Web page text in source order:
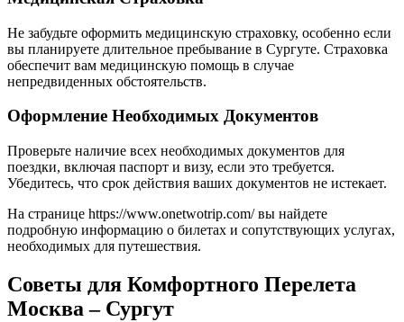
Не забудьте оформить медицинскую страховку, особенно если
вы планируете длительное пребывание в Сургуте. Страховка
обеспечит вам медицинскую помощь в случае
непредвиденных обстоятельств.
Оформление Необходимых Документов
Проверьте наличие всех необходимых документов для
поездки, включая паспорт и визу, если это требуется.
Убедитесь, что срок действия ваших документов не истекает.
На странице https://www.onetwotrip.com/ вы найдете
подробную информацию о билетах и сопутствующих услугах,
необходимых для путешествия.
Советы для Комфортного Перелета
Москва – Сургут